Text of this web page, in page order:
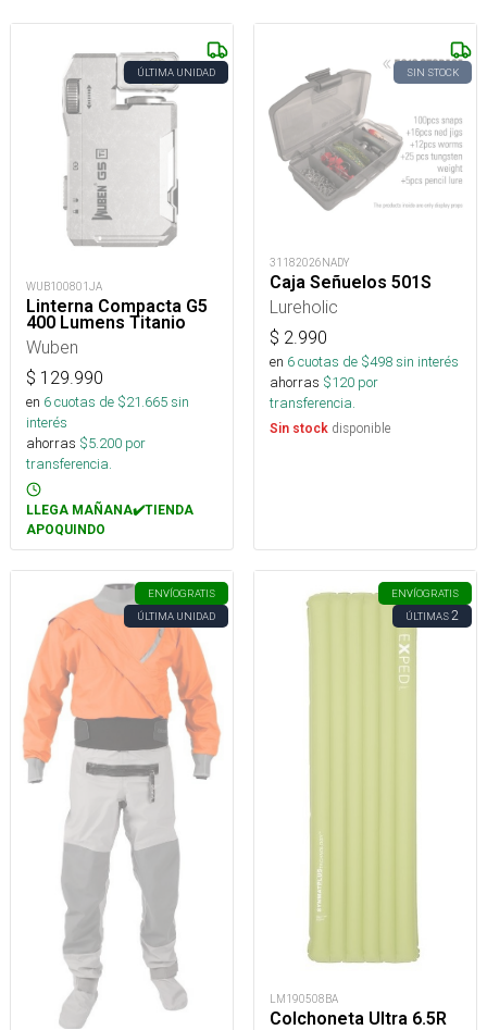
ÚLTIMA UNIDAD
WUB100801JA
Linterna Compacta G5
400 Lumens Titanio
Wuben
$ 129.990
en 6cuotas de $21.665sin
interés
ahorras $5.200 por
transferencia.
LLEGA MAÑANA✔️TIENDA
APOQUINDO
SIN STOCK
31182026NADY
Caja Señuelos 501S
Lureholic
$ 2.990
en 6cuotas de $498sin interés
ahorras $120 por
transferencia.
Sin stock disponible
ENVÍOGRATIS
ÚLTIMA UNIDAD
ENVÍOGRATIS
ÚLTIMAS2
LM190508BA
Colchoneta Ultra 6.5R